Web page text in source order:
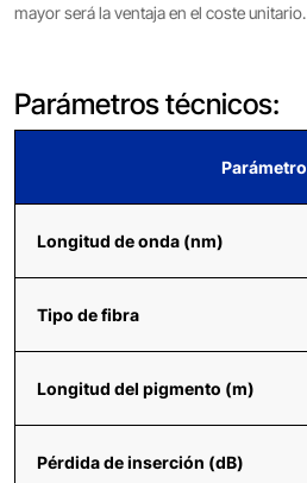
mayor será la ventaja en el coste unitario.
Parámetros técnicos:
Parámetro
Longitud de onda (nm)
Tipo de fibra
Longitud del pigmento (m)
Pérdida de inserción (dB)